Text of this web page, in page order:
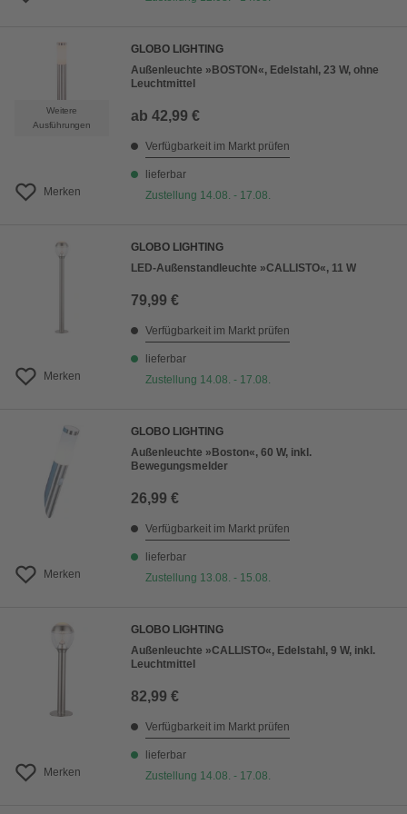
Weitere
Ausführungen
Merken
GLOBO LIGHTING
Außenleuchte »BOSTON«, Edelstahl, 23 W, ohne
Leuchtmittel
ab 42,99 €
Verfügbarkeit im Markt prüfen
lieferbar
Zustellung 14.08. - 17.08.
Merken
GLOBO LIGHTING
LED-Außenstandleuchte »CALLISTO«, 11 W
79,99 €
Verfügbarkeit im Markt prüfen
lieferbar
Zustellung 14.08. - 17.08.
Merken
GLOBO LIGHTING
Außenleuchte »Boston«, 60 W, inkl.
Bewegungsmelder
26,99 €
Verfügbarkeit im Markt prüfen
lieferbar
Zustellung 13.08. - 15.08.
Merken
GLOBO LIGHTING
Außenleuchte »CALLISTO«, Edelstahl, 9 W, inkl.
Leuchtmittel
82,99 €
Verfügbarkeit im Markt prüfen
lieferbar
Zustellung 14.08. - 17.08.